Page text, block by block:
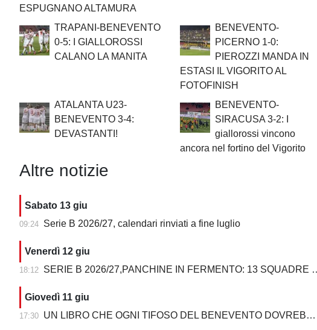
ESPUGNANO ALTAMURA
TRAPANI-BENEVENTO
0-5: I GIALLOROSSI
CALANO LA MANITA
BENEVENTO-
PICERNO 1-0:
PIEROZZI MANDA IN
ESTASI IL VIGORITO AL
FOTOFINISH
ATALANTA U23-
BENEVENTO 3-4:
DEVASTANTI!
BENEVENTO-
SIRACUSA 3-2: I
giallorossi vincono
ancora nel fortino del Vigorito
Altre notizie
Sabato 13 giu
09:24 Serie B 2026/27, calendari rinviati a fine luglio
Venerdì 12 giu
18:12 SERIE B 2026/27,PANCHINE IN FERMENTO: 13 SQUADRE SU 20 ANCORA SENZA ALLENATORE
Giovedì 11 giu
17:30 UN LIBRO CHE OGNI TIFOSO DEL BENEVENTO DOVREBBE AVERE NELLA PROPRIA COLLEZIONE